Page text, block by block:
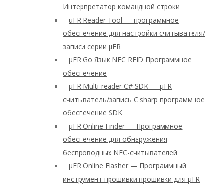
Интерпретатор командной строки
uFR Reader Tool — программное
обеспечение для настройки считывателя/
записи серии μFR
μFR Go Язык NFC RFID Программное
обеспечение
μFR Multi-reader C# SDK — μFR
считыватель/запись C sharp программное
обеспечение SDK
μFR Online Finder — Программное
обеспечение для обнаружения
беспроводных NFC-считывателей
μFR Online Flasher — Программный
инструмент прошивки прошивки для μFR